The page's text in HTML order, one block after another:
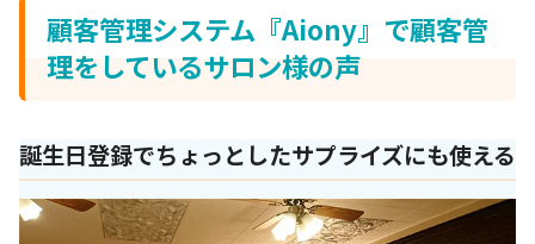
顧客管理システム『Aiony』で顧客管
理をしているサロン様の声
誕生日登録でちょっとしたサプライズにも使える